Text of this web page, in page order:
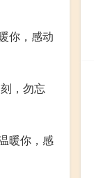
你，感动
，勿忘
暖你，感